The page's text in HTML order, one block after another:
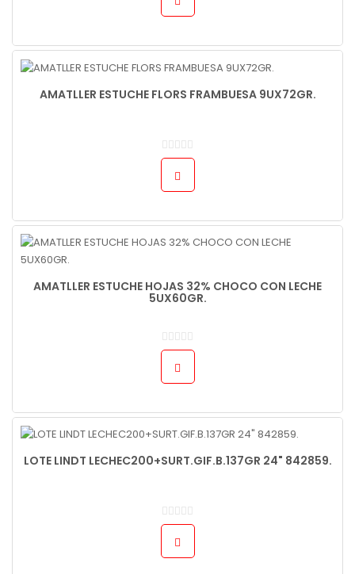
AMATLLER ESTUCHE FLORS FRAMBUESA 9UX72GR.
AMATLLER ESTUCHE HOJAS 32% CHOCO CON LECHE
5UX60GR.
LOTE LINDT LECHEC200+SURT.GIF.B.137GR 24" 842859.